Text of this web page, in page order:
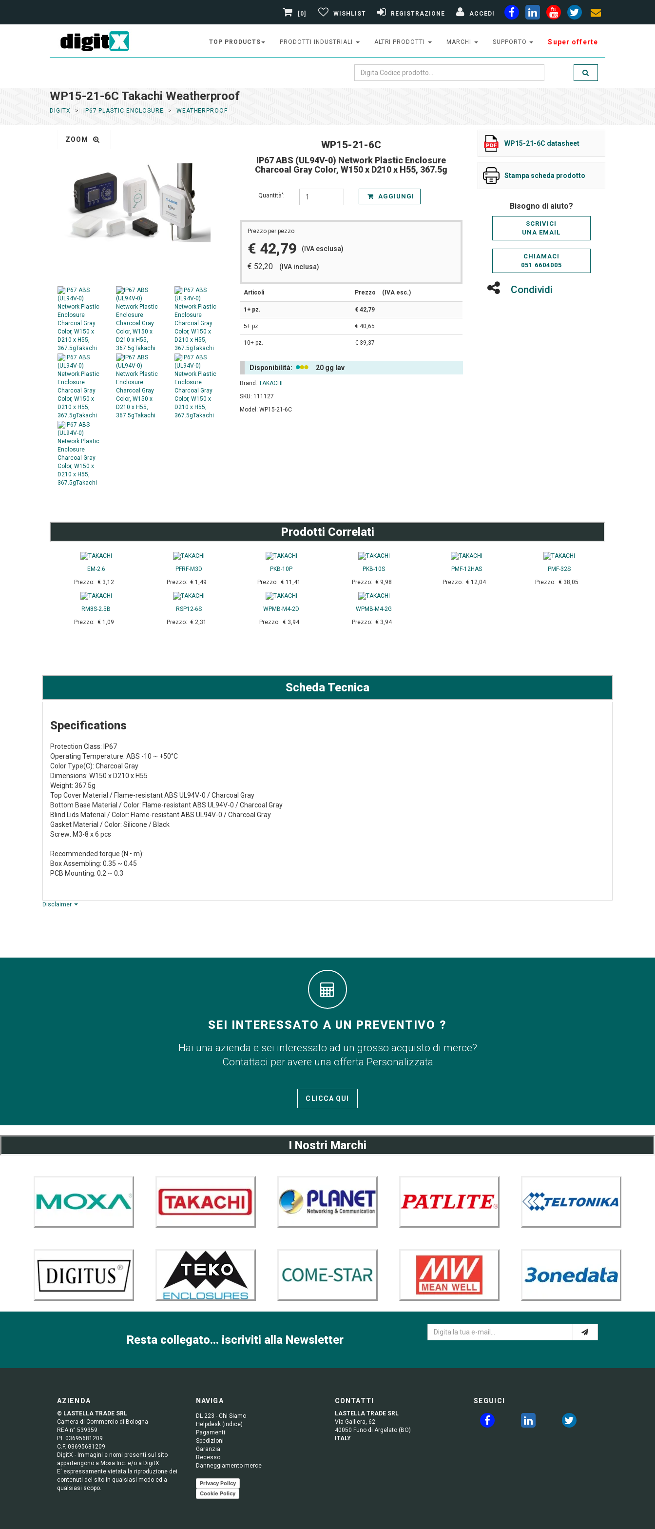
[0] WISHLIST REGISTRAZIONE ACCEDI
TOP PRODUCTS PRODOTTI INDUSTRIALI ALTRI PRODOTTI MARCHI SUPPORTO Super offerte
WP15-21-6C Takachi Weatherproof
DIGITX IP67 PLASTIC ENCLOSURE WEATHERPROOF
ZOOM WP15-21-6C
IP67 ABS (UL94V-0) Network Plastic Enclosure
Charcoal Gray Color, W150 x D210 x H55, 367.5g
Quantità': AGGIUNGI
Prezzo per pezzo
€ 42,79 (IVA esclusa)
€ 52,20 (IVA inclusa)
Articoli Prezzo (IVA esc.)
1+ pz. € 42,79
5+ pz. € 40,65
10+ pz. € 39,37
Disponibilità: 20 gg lav
Brand: TAKACHI
SKU: 111127
Model: WP15-21-6C
WP15-21-6C datasheet
Stampa scheda prodotto
Bisogno di aiuto?
SCRIVICI
UNA EMAIL
CHIAMACI
051 6604005
Condividi
Prodotti Correlati
EM-2.6
Prezzo: € 3,12
PFRF-M3D
Prezzo: € 1,49
PKB-10P
Prezzo: € 11,41
PKB-10S
Prezzo: € 9,98
PMF-12HAS
Prezzo: € 12,04
PMF-32S
Prezzo: € 38,05
RM8S-2.5B
Prezzo: € 1,09
RSP12-6S
Prezzo: € 2,31
WPMB-M4-2D
Prezzo: € 3,94
WPMB-M4-2G
Prezzo: € 3,94
Scheda Tecnica
Specifications
Protection Class: IP67
Operating Temperature: ABS -10 ~ +50°C
Color Type(C): Charcoal Gray
Dimensions: W150 x D210 x H55
Weight: 367.5g
Top Cover Material / Flame-resistant ABS UL94V-0 / Charcoal Gray
Bottom Base Material / Color: Flame-resistant ABS UL94V-0 / Charcoal Gray
Blind Lids Material / Color: Flame-resistant ABS UL94V-0 / Charcoal Gray
Gasket Material / Color: Silicone / Black
Screw: M3-8 x 6 pcs
Recommended torque (N • m):
Box Assembling: 0.35 ~ 0.45
PCB Mounting: 0.2 ~ 0.3
Disclaimer
SEI INTERESSATO A UN PREVENTIVO ?
Hai una azienda e sei interessato ad un grosso acquisto di merce?
Contattaci per avere una offerta Personalizzata
CLICCA QUI
I Nostri Marchi
Resta collegato... iscriviti alla Newsletter
AZIENDA
© LASTELLA TRADE SRL
Camera di Commercio di Bologna
REA n° 539359
P.I. 03695681209
C.F. 03695681209
DigitX - Immagini e nomi presenti sul sito
appartengono a Moxa Inc. e/o a DigitX
E' espressamente vietata la riproduzione dei
contenuti del sito in qualsiasi modo ed a
qualsiasi scopo.
NAVIGA
DL 223 - Chi Siamo
Helpdesk (indice)
Pagamenti
Spedizioni
Garanzia
Recesso
Danneggiamento merce
Privacy Policy
Cookie Policy
CONTATTI
LASTELLA TRADE SRL
Via Galliera, 62
40050 Funo di Argelato (BO)
ITALY
SEGUICI